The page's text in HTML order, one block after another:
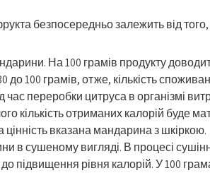
безпосередньо залежить від
На 100 грамів продукту
до 100 грамів, отже, кількість
час переробки цитруса в організмі
кількість отриманих калорій буде
цінність вказана мандарина з шкіркою.
в сушеному вигляді. В процесі
підвищення рівня калорій. У 100